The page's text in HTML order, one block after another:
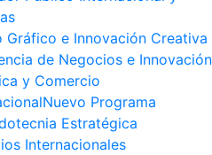
Gráfico e Innovación Creativa
de Negocios e Innovación
y Comercio
Nuevo Programa
Estratégica
Internacionales